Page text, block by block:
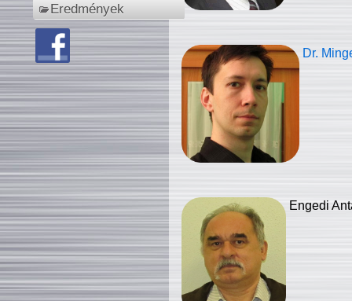
Eredmények
Dr.
Engedi